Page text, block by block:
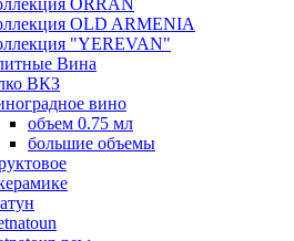
ORRAN
OLD ARMENIA
"YEREVAN"
Вина
ВКЗ
вино
объем 0.75 мл
большие объемы